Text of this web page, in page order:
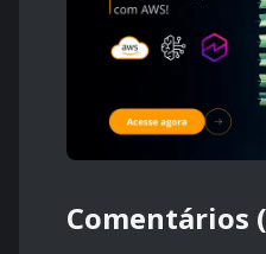
Comentários